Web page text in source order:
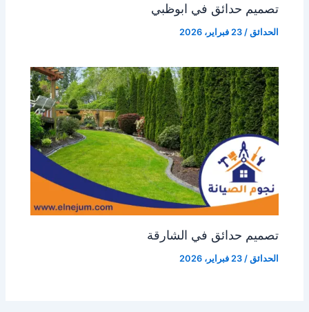
تصميم حدائق في ابوظبي
الحدائق /23 فبراير، 2026
تصميم حدائق في الشارقة
الحدائق /23 فبراير، 2026